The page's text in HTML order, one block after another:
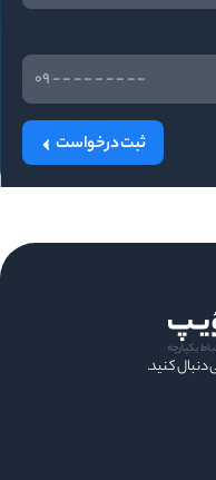
ثبت درخواست
دنبال کنید.